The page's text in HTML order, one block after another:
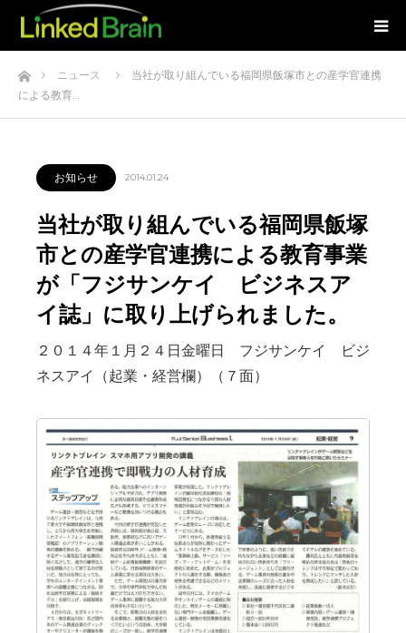
ホームニュース
当社が取り組んでいる福岡県飯塚市との産学官連携
による教育…
お知らせ 2014.01.24
当社が取り組んでいる福岡県飯塚
市との産学官連携による教育事業
が「フジサンケイ ビジネスア
イ誌」に取り上げられました。
２０１４年１月２４日金曜日 フジサンケイ ビジ
ネスアイ（起業・経営欄）（７面）